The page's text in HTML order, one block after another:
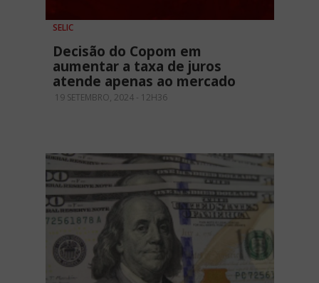
SELIC
Decisão do Copom em
aumentar a taxa de juros
atende apenas ao mercado
19 SETEMBRO, 2024 - 12H36